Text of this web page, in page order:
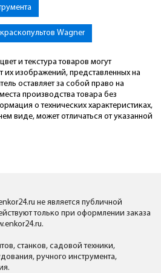
Wagner
и текстура товаров могут
их изображений, представленных на
оставляет за собой право на
производства товара без
о технических характеристиках,
виде, может отличаться от указанной
не является публичной
только при оформлении заказа
станков, садовой техники,
ручного инструмента,